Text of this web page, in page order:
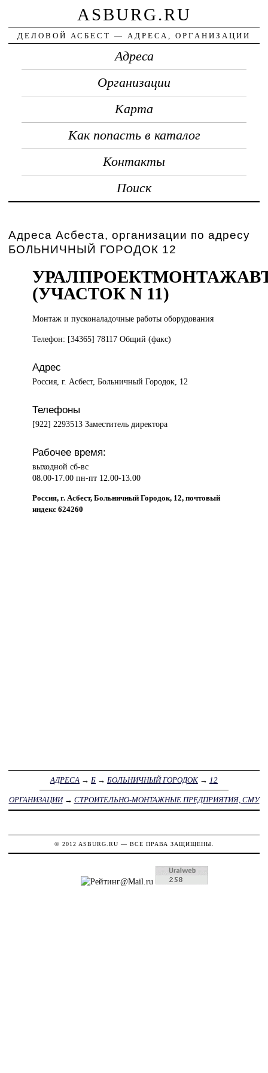
ASBURG.RU
ДЕЛОВОЙ АСБЕСТ — АДРЕСА, ОРГАНИЗАЦИИ
Адреса
Организации
Карта
Как попасть в каталог
Контакты
Поиск
Адреса Асбеста, организации по адресу
БОЛЬНИЧНЫЙ ГОРОДОК 12
(УЧАСТОК N 11)
Монтаж ипусконаладочные работы оборудования
Телефон: [34365] 78117 Общий (факс)
Адрес
Россия, г. Асбест, Больничный Городок, 12
Телефоны
[922] 2293513 Заместитель директора
Рабочее время:
выходной сб-вс
08.00-17.00 пн-пт 12.00-13.00
Россия, г. Асбест, Больничный Городок, 12, почтовый
индекс 624260
АДРЕСА → Б → БОЛЬНИЧНЫЙ ГОРОДОК → 12
ОРГАНИЗАЦИИ→ СТРОИТЕЛЬНО-МОНТАЖНЫЕ ПРЕДПРИЯТИЯ, СМУ
© 2012 ASBURG.RU — ВСЕ ПРАВА ЗАЩИЩЕНЫ.